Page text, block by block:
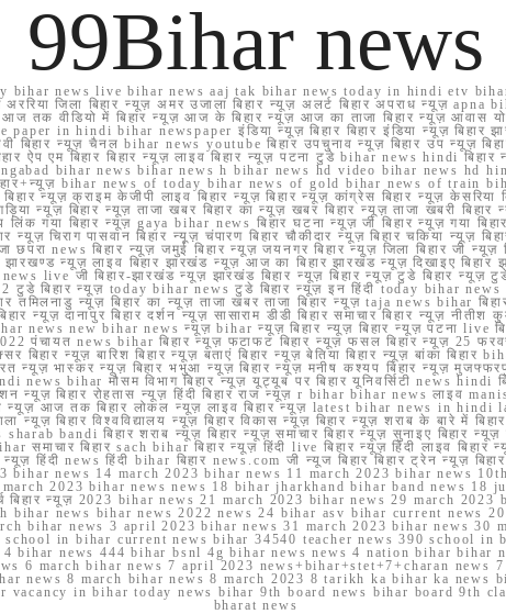
99Bihar news
news live bihar news aaj tak bihar news today in hindi etv
जिला बिहार न्यूज़ अमर उजाला बिहार न्यूज़ अलर्ट बिहार अपराध न्यूज़
वीडियो में बिहार न्यूज़ आज के बिहार न्यूज़ आज का ताजा बिहार न्यूज़ आवास
in hindi bihar newspaper इंडिया न्यूज़ बिहार बिहार इंडिया न्यूज़ बिहार
बिहार न्यूज़ चैनल bihar news youtube बिहार उपचुनाव न्यूज़ बिहार उप न्यूज़
ऐप एम बिहार बिहार न्यूज़ लाइव बिहार न्यूज़ पटना टुडे bihar news hindi
bihar news bihar news h bihar news hd video bihar news
bihar news of today bihar news of gold bihar news of
न्यूज़ क्राइम केजीपी लाइव बिहार न्यूज़ बिहार न्यूज़ कांग्रेस बिहार न्यूज़
न्यूज़ बिहार न्यूज़ ताजा खबर बिहार का न्यूज़ खबर बिहार न्यूज़ ताजा खबरी बिहार
लिंक गया बिहार न्यूज़ gaya bihar news बिहार घटना न्यूज़ जी बिहार न्यूज़
न्यूज़ चिराग पासवान बिहार न्यूज़ चंपारण बिहार चौकीदार न्यूज़ बिहार चकिया
news बिहार न्यूज़ जमुई बिहार न्यूज़ जयनगर बिहार न्यूज़ जिला बिहार जी न्यूज़
न्यूज़ लाइव बिहार झारखंड न्यूज़ आज का बिहार झारखंड न्यूज़ दिखाइए
live जी बिहार-झारखंड न्यूज़ झारखंड बिहार न्यूज़ बिहार न्यूज़ टुडे बिहार न्यूज़ टुडे
टुडे बिहार न्यूज़ today bihar news टुडे बिहार न्यूज़ इन हिंदी today bihar
तमिलनाडु न्यूज़ बिहार का न्यूज़ ताजा खबर ताजा बिहार न्यूज़ taja news bihar
न्यूज़ दानापुर बिहार दर्शन न्यूज़ सासाराम डीडी बिहार समाचार बिहार न्यूज़ नीतीश
news new bihar news न्यूज़ bihar न्यूज़ बिहार न्यूज़ बिहार न्यूज़ पटना live
पंचायत news bihar बिहार न्यूज़ फटाफट बिहार न्यूज़ फसल बिहार न्यूज़ 25
बिहार न्यूज़ बारिश बिहार न्यूज़ बताएं बिहार न्यूज़ बेतिया बिहार न्यूज़ बांका
न्यूज़ भास्कर न्यूज़ बिहार भभुआ न्यूज़ बिहार न्यूज़ मनीष कश्यप बिहार न्यूज़
news bihar मौसम विभाग बिहार न्यूज़ यूट्यूब पर बिहार यूनिवर्सिटी news hindi
न्यूज़ बिहार रोहतास न्यूज़ हिंदी बिहार राज न्यूज़ r bihar bihar news लाइव
न्यूज़ आज तक बिहार लोकल न्यूज़ लाइव बिहार न्यूज़ latest bihar news in hindi
न्यूज़ बिहार विश्वविद्यालय न्यूज़ बिहार विकास न्यूज़ बिहार न्यूज़ शराब के बारे में
bandi बिहार शराब न्यूज़ बिहार न्यूज़ समाचार बिहार न्यूज़ सुनाइए बिहार न्यूज़
बिहार sach bihar बिहार न्यूज़ हिंदी live बिहार न्यूज़ हिंदी लाइव बिहार
न्यूज़ हिंदी news हिंदी bihar बिहार news.com जी न्यूज बिहार बिहार ट्रेन
news 14 march 2023 bihar news 11 march 2023 bihar news
2023 bihar news news 18 bihar jharkhand bihar band news 18
बिहार न्यूज़ 2023 bihar news 21 march 2023 bihar news 29 march
bihar news bihar news 2022 news 24 bihar asv bihar current news
bihar news 3 april 2023 bihar news 31 march 2023 bihar news 30
in bihar current news bihar 34540 teacher news 390 school in
bihar news 444 bihar bsnl 4g bihar news news 4 nation bihar
6 march bihar news 7 april 2023 news+bihar+stet+7+charan news
news 8 march bihar news 8 march 2023 8 tarikh ka bihar ka news
in bihar today news bihar 9th board news bihar board 9th
bharat news